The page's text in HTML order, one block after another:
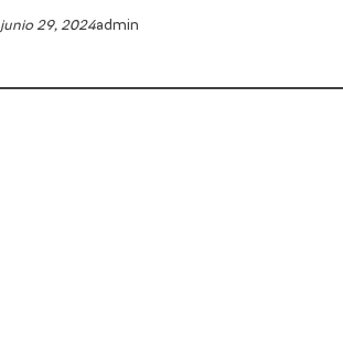
junio 29, 2024admin